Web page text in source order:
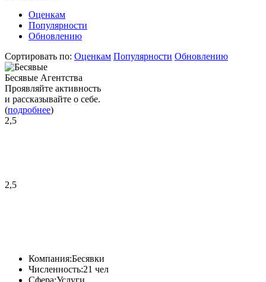
Оценкам
Популярности
Обновлению
Сортировать по: Оценкам Популярности Обновлению
Бесявые Агентства
Проявляйте активность
и рассказывайте о себе.
(подробнее)
2,5
2,5
Компания:Бесявки
Численность:21 чел
Сфера:Услуги